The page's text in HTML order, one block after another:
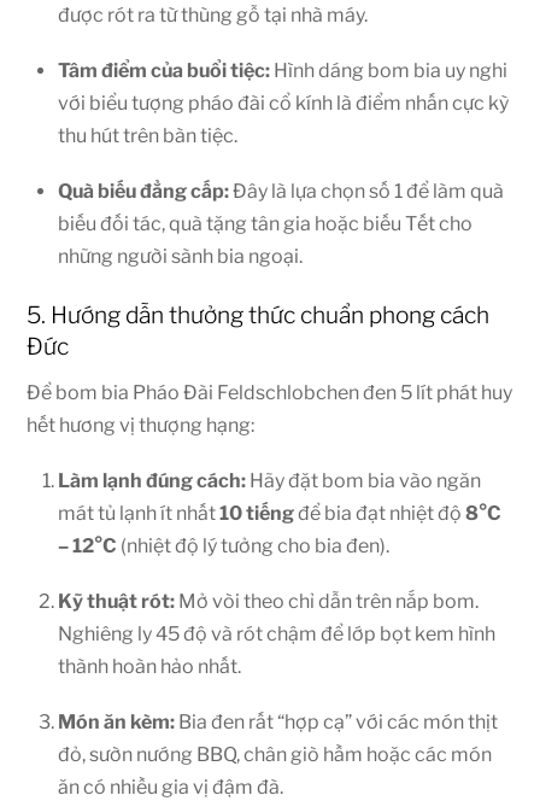
được rót ra từ thùng gỗ tại nhà máy.
Tâm điểm của buổi tiệc: Hình dáng bom bia uy nghi
với biểu tượng pháo đài cổ kính là điểm nhấn cực kỳ
thu hút trên bàn tiệc.
Quà biếu đẳng cấp:Đây là lựa chọn số 1 để làm quà
biếu đối tác, quà tặng tân gia hoặc biếu Tết cho
những người sành bia ngoại.
5. Hướng dẫn thưởng thức chuẩn phong cách
Đức
Để bom bia Pháo Đài Feldschlobchen đen 5 lít phát huy
hết hương vị thượng hạng:
Làm lạnh đúng cách: Hãy đặt bom bia vào ngăn
mát tủ lạnh ít nhất10 tiếngđể bia đạt nhiệt độ 8°C
– 12°C (nhiệt độ lý tưởng cho bia đen).
Kỹ thuật rót: Mở vòi theo chỉ dẫn trên nắp bom.
Nghiêng ly 45 độ và rót chậm để lớp bọt kem hình
thành hoàn hảo nhất.
Món ăn kèm: Bia đen rất “hợp cạ” với các món thịt
đỏ, sườn nướng BBQ, chân giò hầm hoặc các món
ăn có nhiều gia vị đậm đà.